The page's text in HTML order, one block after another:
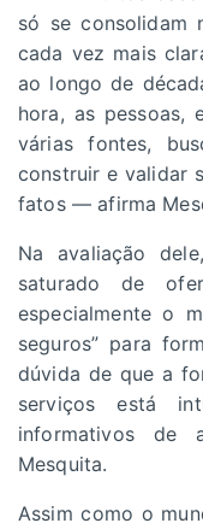
só se consolidam
cada vez mais
ao longo de
hora, as pessoas,
várias fontes,
construir e validar
fatos — afirma
Na avaliação
saturado de
especialmente o
seguros” para
dúvida de que a
serviços está
informativos de
Mesquita.
Assim como o